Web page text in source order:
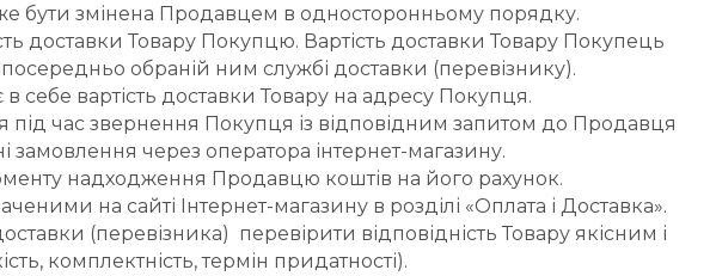
бути змінена Продавцем в односторонньому порядку.
доставки Товару Покупцю. Вартість доставки Товару Покупець
обраній ним службі доставки (перевізнику).
себе вартість доставки Товару на адресу Покупця.
під час звернення Покупця із відповідним запитом до Продавця
через оператора інтернет-магазину.
надходження Продавцю коштів на його рахунок.
на сайті Інтернет-магазину в розділі «Оплата і Доставка».
(перевізника)  перевірити відповідність Товару якісним і
комплектність, термін придатності).